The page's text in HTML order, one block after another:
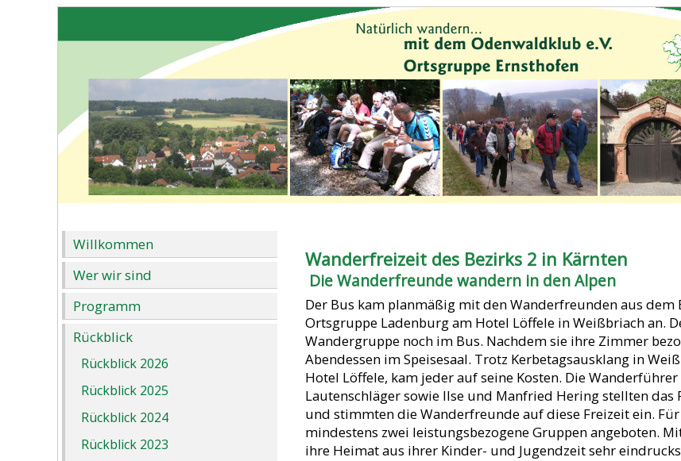
Willkommen
Wer wir sind
Programm
Rückblick
Rückblick 2026
Rückblick 2025
Rückblick 2024
Rückblick 2023
Wanderfreizeit des Bezirks 2 in Kärnten
Die Wanderfreunde wandern in den Alpen
Der Bus kam planmäßig mit den Wanderfreunden aus
Ortsgruppe Ladenburg am Hotel Löffele in Weißbriach an.
Wandergruppe noch im Bus. Nachdem sie ihre Zimmer
Abendessen im Speisesaal. Trotz Kerbetagsausklang in
Hotel Löffele, kam jeder auf seine Kosten. Die
Lautenschläger sowie Ilse und Manfried Hering stellten
und stimmten die Wanderfreunde auf diese Freizeit ein.
mindestens zwei leistungsbezogene Gruppen angeboten.
ihre Heimat aus ihrer Kinder- und Jugendzeit sehr